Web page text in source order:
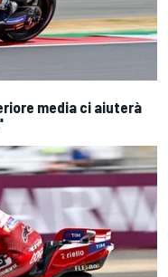
media ci aiuterà